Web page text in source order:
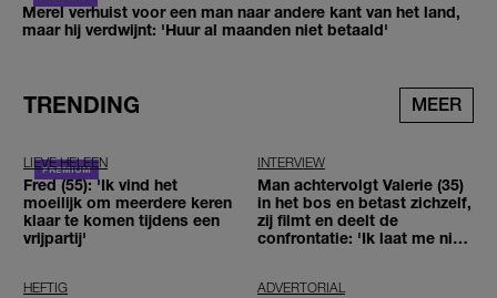
Merel verhuist voor een man naar andere kant van het land,
maar hij verdwijnt: 'Huur al maanden niet betaald'
TRENDING MEER
LIEVE HELEEN
Fred (55): 'Ik vind het
moeilijk om meerdere keren
klaar te komen tijdens een
vrijpartij'
INTERVIEW
Man achtervolgt Valerie (35)
in het bos en betast zichzelf,
zij filmt en deelt de
confrontatie: 'Ik laat me niet
HEFTIG ADVERTORIAL